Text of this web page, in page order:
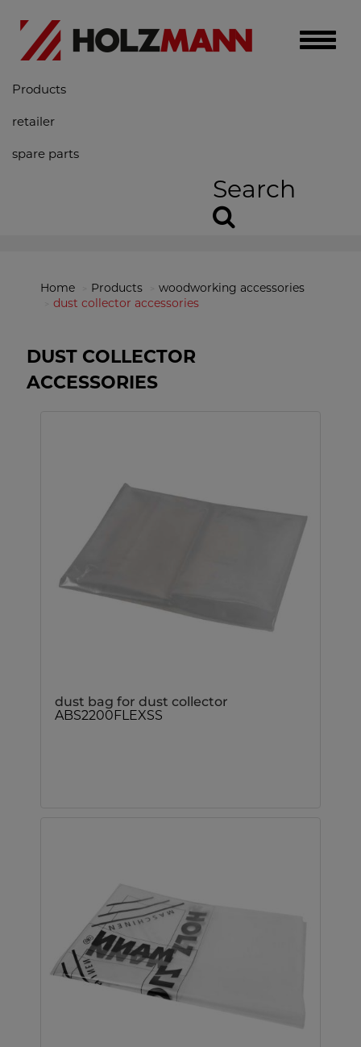
Toggle
Products
retailer
spare parts
Search
Home Products
woodworking accessories
dust collector accessories
DUST COLLECTOR
ACCESSORIES
dust bag for dust collector
ABS2200FLEXSS